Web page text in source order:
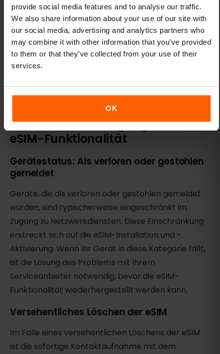
provide social media features and to analyse our traffic.
We also share information about your use of our site with
our social media, advertising and analytics partners who
may combine it with other information that you’ve provided
to them or that they’ve collected from your use of their
services.
OK
wenden Sie sich für weitere Unterstützung an uns.
Berücksichtigen Sie externe Faktoren: Manchmal
können Bereiche ohne Service oder
Netzwerkprobleme außerhalb Ihrer Kontrolle die
Connectivity beeinträchtigen. Wenn Sie die
Netzwerkauswahl auf "Automatisch" setzen, kann
Ihr Gerät weiterhin nach einem Signal suchen.
Zusätzliche Überlegungen zur
eSIM-Funktionalität
Gerätestatus: Als verloren oder gestohlen
gemeldet
Geräte, die als verloren oder gestohlen gemeldet
wurden, sind typischerweise eingeschränkt im
Zugang zu Netzwerkdiensten. Diese Einschränkung
erstreckt sich auf die eSIM-Installation und -
Aktivierung. Wenn Ihr Gerät in diese Kategorie fällt,
ist die Lösung des Problems mit Ihrem
Serviceanbieter notwendig, bevor die eSIM-
Funktionalität wiederhergestellt werden kann.
Versehentliches Löschen der eSIM
Im Falle eines versehentlichen Löschens der eSIM
ist die sofortige Kontaktaufnahme mit dem